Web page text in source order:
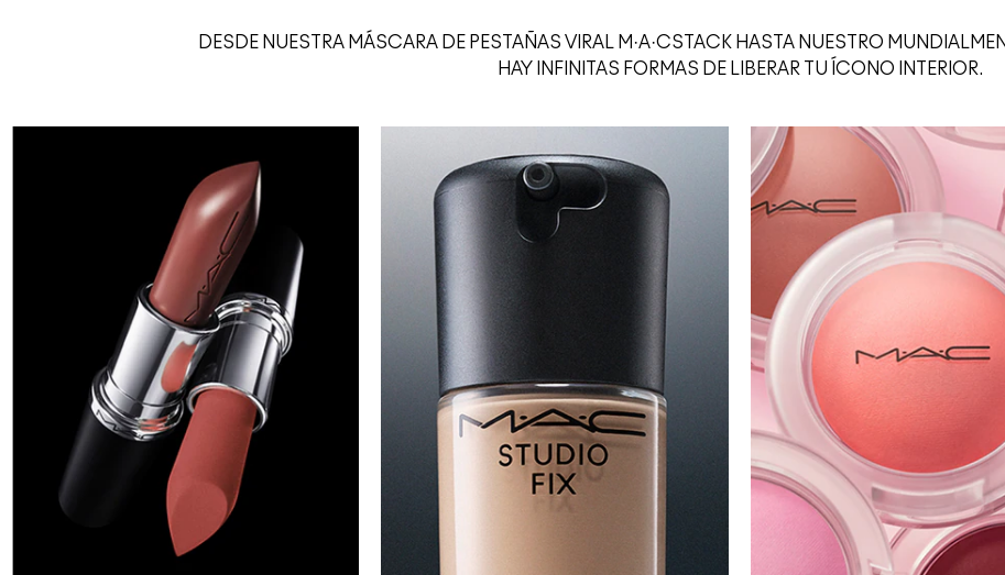
DESDE NUESTRA MÁSCARA DE PESTAÑAS VIRAL M·A·CSTACK HASTA NUESTRO
HAY INFINITAS FORMAS DE LIBERAR TU ÍCONO INTERIOR.